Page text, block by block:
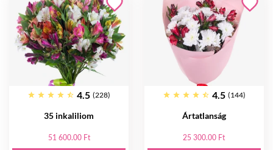
4.5 (228)
35 inkaliliom
51 600.00 Ft
4.5 (144)
Ártatlanság
25 300.00 Ft